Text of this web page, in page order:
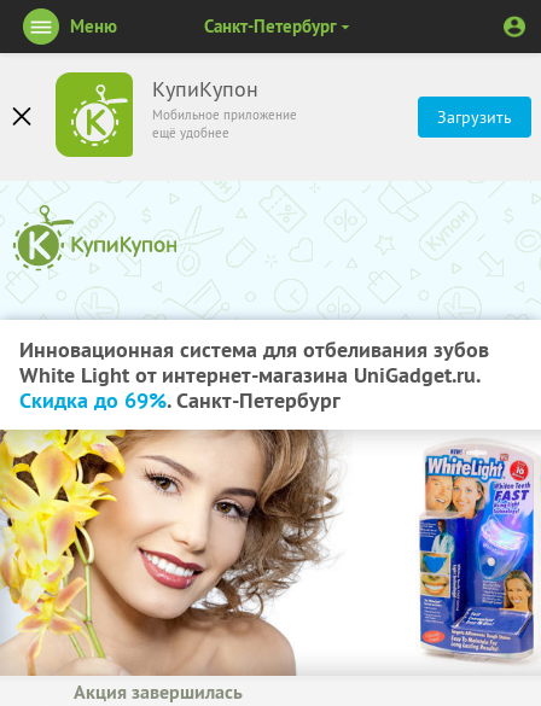
КупиКупон
Мобильное приложение
ещё удобнее
Загрузить
Меню Санкт-Петербург
Инновационная система для отбеливания зубов
White Light от интернет-магазина UniGadget.ru.
Скидка до 69%. Санкт-Петербург
Акция завершилась